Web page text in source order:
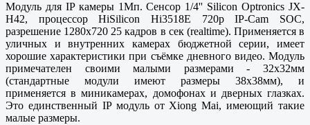
Модуль для IP камеры 1Мп. Сенсор 1/4'' Silicon Optronics JX-
H42, процессор HiSilicon Hi3518E 720p IP-Cam SOC,
разрешение 1280x720 25 кадров в сек (realtime). Применяется в
уличных и внутренних камерах бюджетной серии, имеет
хорошие характеристики при съёмке дневного видео. Модуль
примечателен своими малыми размерами - 32x32мм
(стандартные модули имеют размеры 38x38мм), и
применяется в миникамерах, домофонах и дверных глазках.
Это единственный IP модуль от Xiong Mai, имеющий такие
малые размеры.